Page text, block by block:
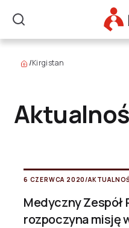
Szukaj
/Kirgistan
6 CZERWCA 2020 /
Medyczny Zespół
rozpoczyna misję